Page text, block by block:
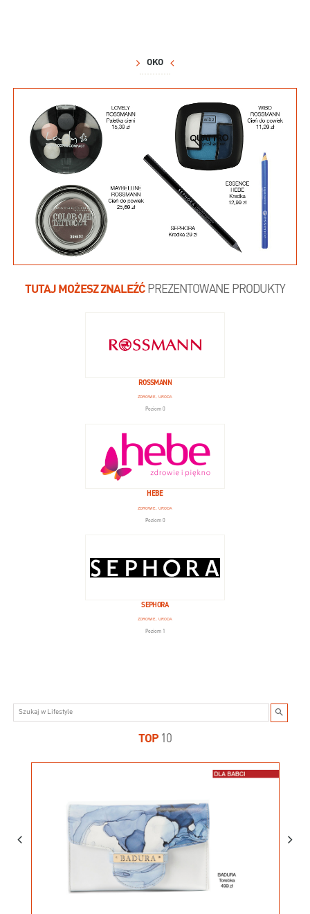
OKO
TUTAJ MOŻESZ ZNALEŹĆPREZENTOWANE PRODUKTY
ROSSMANN
ZDROWIE, URODA
Poziom 0
HEBE
ZDROWIE, URODA
Poziom 0
SEPHORA
ZDROWIE, URODA
Poziom 1
TOP 10